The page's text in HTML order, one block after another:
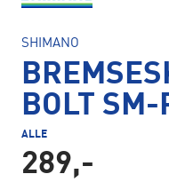
SHIMANO
BOLT SM-
ALLE
289,-